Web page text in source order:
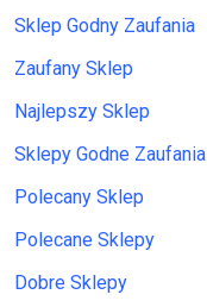
Sklep Godny Zaufania
Zaufany Sklep
Najlepszy Sklep
Sklepy Godne Zaufania
Polecany Sklep
Polecane Sklepy
Dobre Sklepy